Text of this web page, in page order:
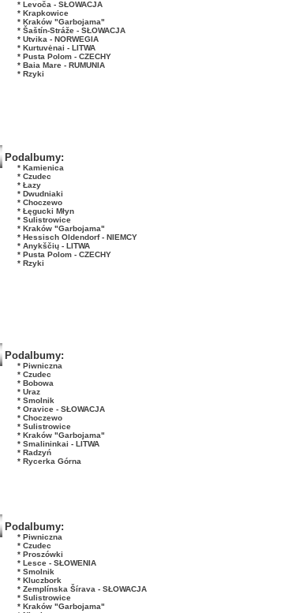
* Levoča - SŁOWACJA
* Krapkowice
* Kraków "Garbojama"
* Šaštín-Stráže - SŁOWACJA
* Utvika - NORWEGIA
* Kurtuvėnai - LITWA
* Pusta Polom - CZECHY
* Baia Mare - RUMUNIA
* Rzyki
Podalbumy:
* Kamienica
* Czudec
* Łazy
* Dwudniaki
* Choczewo
* Łęgucki Młyn
* Sulistrowice
* Kraków "Garbojama"
* Hessisch Oldendorf - NIEMCY
* Anykščių - LITWA
* Pusta Polom - CZECHY
* Rzyki
Podalbumy:
* Piwniczna
* Czudec
* Bobowa
* Uraz
* Smolnik
* Oravice - SŁOWACJA
* Choczewo
* Sulistrowice
* Kraków "Garbojama"
* Smalininkai - LITWA
* Radzyń
* Rycerka Górna
Podalbumy:
* Piwniczna
* Czudec
* Proszówki
* Lesce - SŁOWENIA
* Smolnik
* Kluczbork
* Zemplínska Šírava - SŁOWACJA
* Sulistrowice
* Kraków "Garbojama"